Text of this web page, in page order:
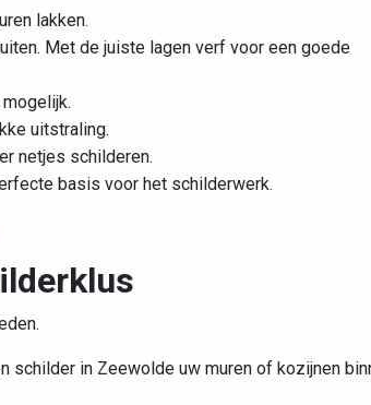
lakken.
Met de juiste lagen verf voor een goede
uitstraling.
netjes schilderen.
basis voor het schilderwerk.
schilder in Zeewolde uw muren of kozijnen